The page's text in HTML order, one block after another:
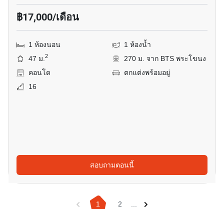
฿17,000/เดือน
1 ห้องนอน
1 ห้องน้ำ
47 ม.2
270 ม. จาก BTS พระโขนง
คอนโด
ตกแต่งพร้อมอยู่
16
สอบถามตอนนี้
1 2 ...